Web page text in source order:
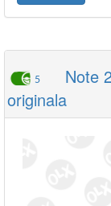
5
Note
originala